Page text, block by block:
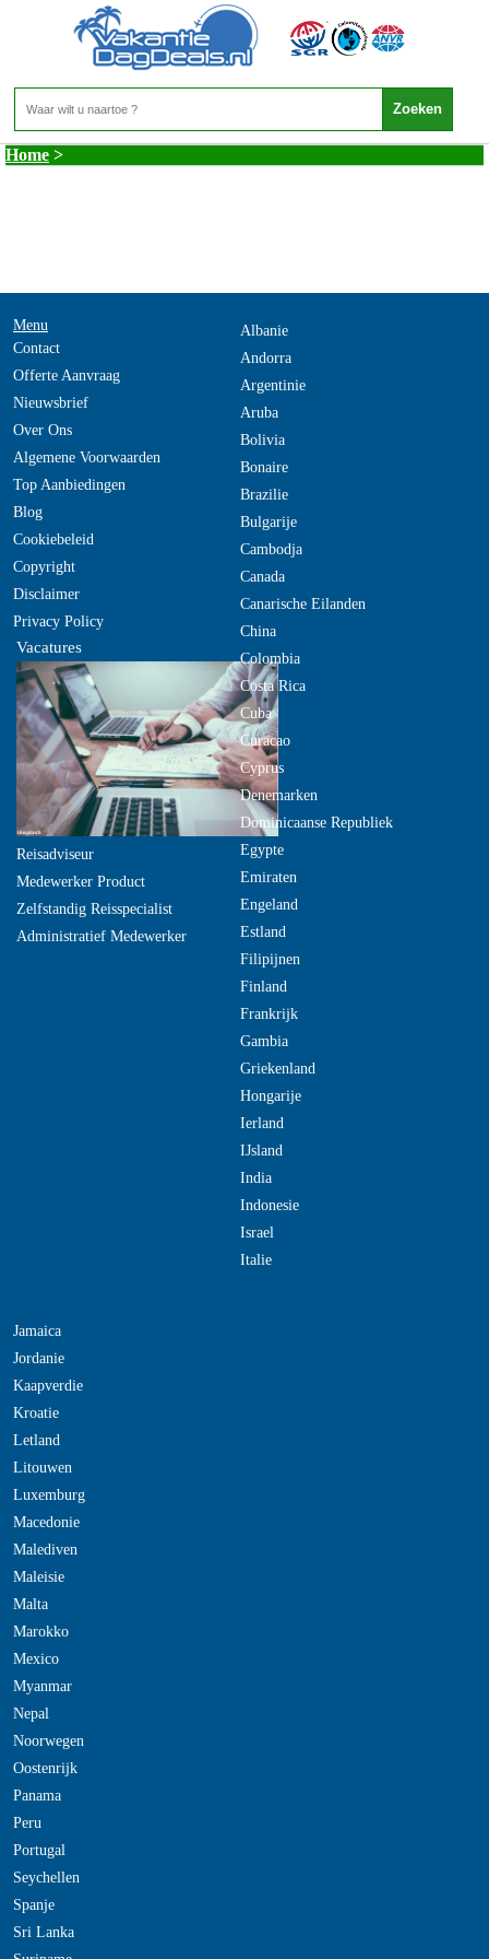
Myanmar - Kuststreek
Home >
Menu
Contact
Offerte Aanvraag
Nieuwsbrief
Over Ons
Algemene Voorwaarden
Top Aanbiedingen
Blog
Cookiebeleid
Copyright
Disclaimer
Privacy Policy
Vacatures
Reisadviseur
Medewerker Product
Zelfstandig Reisspecialist
Administratief Medewerker
Albanie
Andorra
Argentinie
Aruba
Bolivia
Bonaire
Brazilie
Bulgarije
Cambodja
Canada
Canarische Eilanden
China
Colombia
Costa Rica
Cuba
Curacao
Cyprus
Denemarken
Dominicaanse Republiek
Egypte
Emiraten
Engeland
Estland
Filipijnen
Finland
Frankrijk
Gambia
Griekenland
Hongarije
Ierland
IJsland
India
Indonesie
Israel
Italie
Jamaica
Jordanie
Kaapverdie
Kroatie
Letland
Litouwen
Luxemburg
Macedonie
Malediven
Maleisie
Malta
Marokko
Mexico
Myanmar
Nepal
Noorwegen
Oostenrijk
Panama
Peru
Portugal
Seychellen
Spanje
Sri Lanka